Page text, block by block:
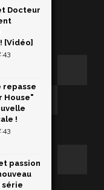
Docteur
[Vidéo]
repasse
House"
!
passion
série